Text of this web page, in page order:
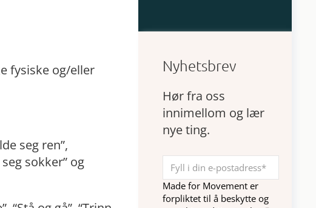
fysiske og/eller
seg ren”,
sokker” og
Nyhetsbrev
Hør fra oss
innimellom og lær
nye ting.
Made for Movement er
forpliktet til å beskytte og